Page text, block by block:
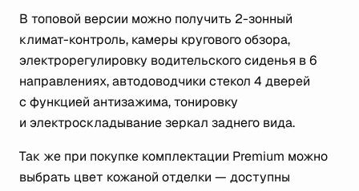
В топовой версии можно получить 2-зонный
климат-контроль, камеры кругового обзора,
электрорегулировку водительского сиденья в 6
направлениях, автодоводчики стекол 4 дверей
с функцией антизажима, тонировку
и электроскладывание зеркал заднего вида.
Так же при покупке комплектации Premium можно
выбрать цвет кожаной отделки — доступны